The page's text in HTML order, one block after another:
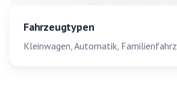
Fahrzeugtypen
Kleinwagen, Automatik,